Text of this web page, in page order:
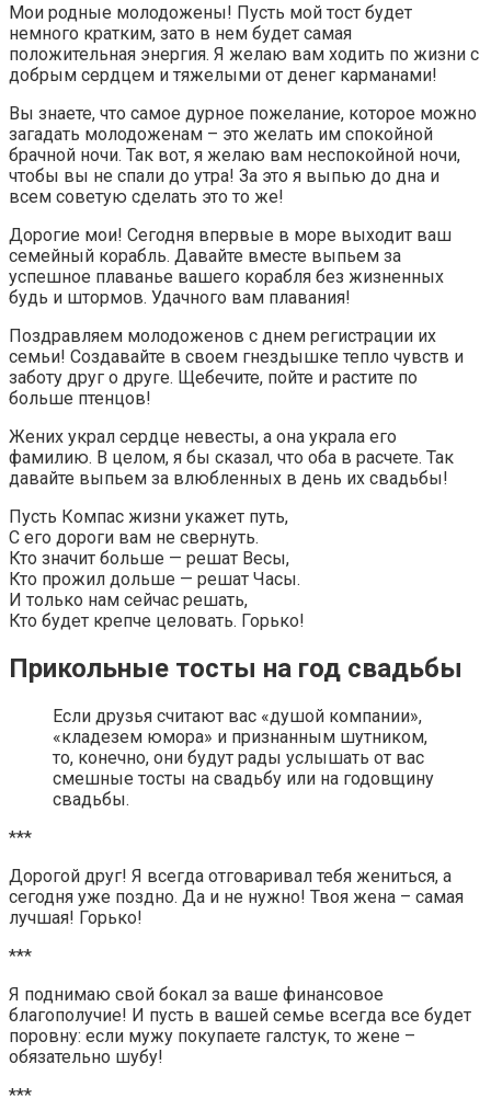
Мои родные молодожены! Пусть мой тост будет
немного кратким, зато в нем будет самая
положительная энергия. Я желаю вам ходить по жизни с
добрым сердцем и тяжелыми от денег карманами!
Вы знаете, что самое дурное пожелание, которое можно
загадать молодоженам – это желать им спокойной
брачной ночи. Так вот, я желаю вам неспокойной ночи,
чтобы вы не спали до утра! За это я выпью до дна и
всем советую сделать это то же!
Дорогие мои! Сегодня впервые в море выходит ваш
семейный корабль. Давайте вместе выпьем за
успешное плаванье вашего корабля без жизненных
будь и штормов. Удачного вам плавания!
Поздравляем молодоженов с днем регистрации их
семьи! Создавайте в своем гнездышке тепло чувств и
заботу друг о друге. Щебечите, пойте и растите по
больше птенцов!
Жених украл сердце невесты, а она украла его
фамилию. В целом, я бы сказал, что оба в расчете. Так
давайте выпьем за влюбленных в день их свадьбы!
Пусть Компас жизни укажет путь,
С его дороги вам не свернуть.
Кто значит больше — решат Весы,
Кто прожил дольше — решат Часы.
И только нам сейчас решать,
Кто будет крепче целовать. Горько!
Прикольные тосты на год свадьбы
Если друзья считают вас «душой компании»,
«кладезем юмора» и признанным шутником,
то, конечно, они будут рады услышать от вас
смешные тосты на свадьбу или на годовщину
свадьбы.
***
Дорогой друг! Я всегда отговаривал тебя жениться, а
сегодня уже поздно. Да и не нужно! Твоя жена – самая
лучшая! Горько!
***
Я поднимаю свой бокал за ваше финансовое
благополучие! И пусть в вашей семье всегда все будет
поровну: если мужу покупаете галстук, то жене –
обязательно шубу!
***